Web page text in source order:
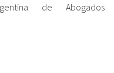
de Abogados